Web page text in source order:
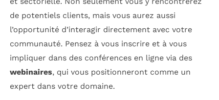
de potentiels clients, mais vous aurez aussi
l’opportunité d’interagir directement avec votre
communauté. Pensez à vous inscrire et à vous
impliquer dans des conférences en ligne via des
webinaires, qui vous positionneront comme un
expert dans votre domaine.